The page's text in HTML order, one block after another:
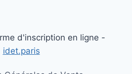
d'inscription en ligne -
idet.paris